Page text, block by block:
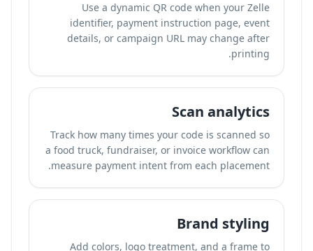
Use a dynamic QR code when your Zelle
identifier, payment instruction page, event
details, or campaign URL may change after
printing.
Scan analytics
Track how many times your code is scanned so
a food truck, fundraiser, or invoice workflow can
measure payment intent from each placement.
Brand styling
Add colors, logo treatment, and a frame to